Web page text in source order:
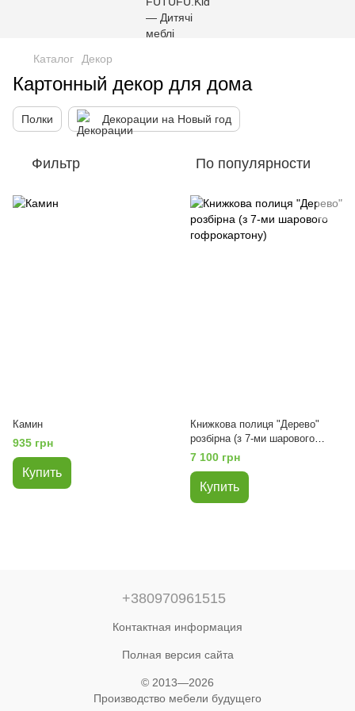
Каталог Декор
Картонный декор для дома
Полки Декорации на Новый год
Фильтр По популярности
Камин
935 грн
Купить
Книжкова полиця "Дерево"
розбірна (з 7-ми шарового
гофрокартону)
7 100 грн
Купить
+380970961515
Контактная информация
Полная версия сайта
© 2013—2026
Производство мебели будущего